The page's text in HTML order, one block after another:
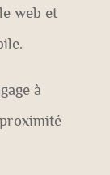
web et
à